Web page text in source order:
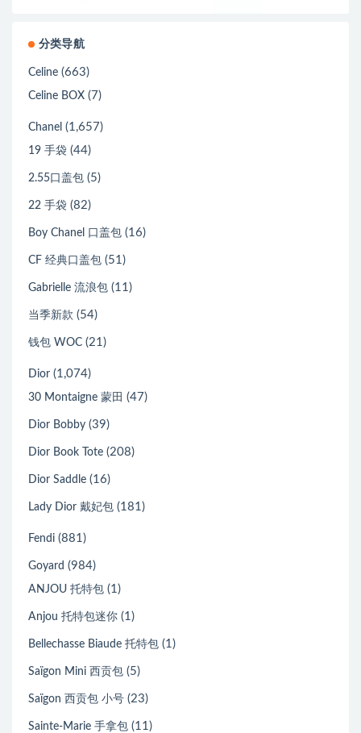
分类导航
Celine (663)
Celine BOX (7)
Chanel (1,657)
19 手袋 (44)
2.55口盖包 (5)
22 手袋 (82)
Boy Chanel 口盖包 (16)
CF 经典口盖包 (51)
Gabrielle 流浪包 (11)
当季新款 (54)
钱包 WOC (21)
Dior (1,074)
30 Montaigne 蒙田 (47)
Dior Bobby (39)
Dior Book Tote (208)
Dior Saddle (16)
Lady Dior 戴妃包 (181)
Fendi (881)
Goyard (984)
ANJOU 托特包 (1)
Anjou 托特包迷你 (1)
Bellechasse Biaude 托特包 (1)
Saïgon Mini 西贡包 (5)
Saïgon 西贡包 小号 (23)
Sainte-Marie 手拿包 (11)